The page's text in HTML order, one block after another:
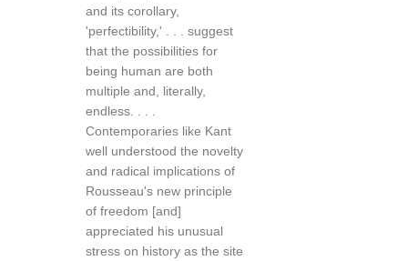
and its corollary,
'perfectibility,' . . . suggest
that the possibilities for
being human are both
multiple and, literally,
endless. . . .
Contemporaries like Kant
well understood the novelty
and radical implications of
Rousseau's new principle
of freedom [and]
appreciated his unusual
stress on history as the site